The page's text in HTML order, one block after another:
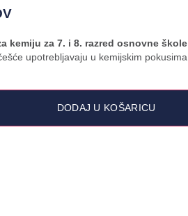
kemiju za 7. i 8. razred osnovne škole
upotrebljavaju u kemijskim pokusima.
DODAJ U KOŠARICU